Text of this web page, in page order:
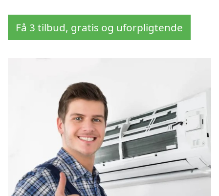
Få 3 tilbud, gratis og uforpligtende